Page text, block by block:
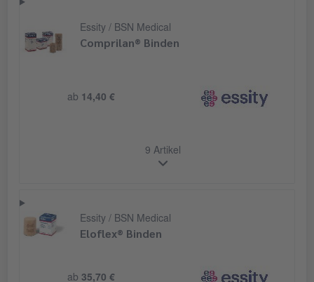
Essity / BSN Medical
Comprilan® Binden
ab 14,40 €
9 Artikel
Essity / BSN Medical
Eloflex® Binden
ab 35,70 €